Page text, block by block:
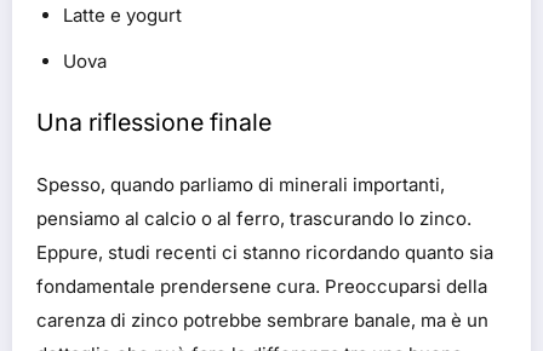
Latte e yogurt
Uova
Una riflessione finale
Spesso, quando parliamo di minerali importanti,
pensiamo al calcio o al ferro, trascurando lo zinco.
Eppure, studi recenti ci stanno ricordando quanto sia
fondamentale prendersene cura. Preoccuparsi della
carenza di zinco potrebbe sembrare banale, ma è un